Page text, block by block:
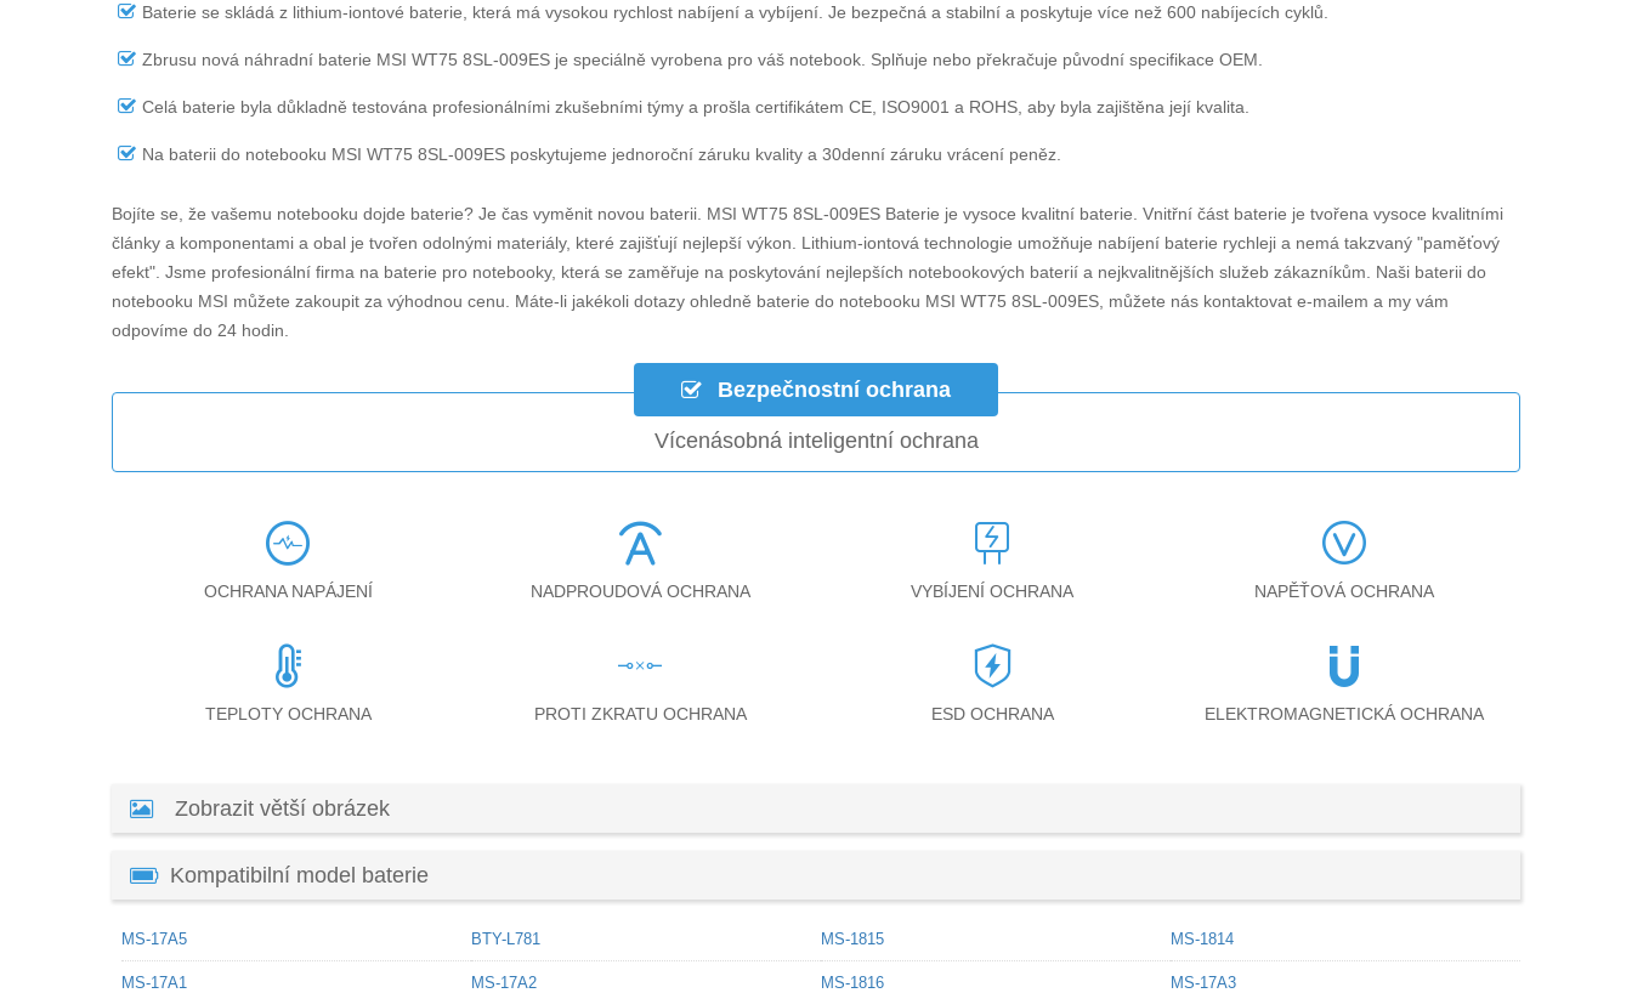
Baterie se skládá z lithium-iontové baterie, která má vysokou rychlost nabíjení a vybíjení. Je bezpečná a stabilní a poskytuje více než 600 nabíjecích cyklů.
Zbrusu nová náhradní baterie MSI WT75 8SL-009ES je speciálně vyrobena pro váš notebook. Splňuje nebo překračuje původní specifikace OEM.
Celá baterie byla důkladně testována profesionálními zkušebními týmy a prošla certifikátem CE, ISO9001 a ROHS, aby byla zajištěna její kvalita.
Na baterii do notebooku MSI WT75 8SL-009ES poskytujeme jednoroční záruku kvality a 30denní záruku vrácení peněz.
Bojíte se, že vašemu notebooku dojde baterie? Je čas vyměnit novou baterii. MSI WT75 8SL-009ES Baterie je vysoce kvalitní baterie. Vnitřní část baterie je tvořena vysoce kvalitními
články a komponentami a obal je tvořen odolnými materiály, které zajišťují nejlepší výkon. Lithium-iontová technologie umožňuje nabíjení baterie rychleji a nemá takzvaný "paměťový
efekt". Jsme profesionální firma na baterie pro notebooky, která se zaměřuje na poskytování nejlepších notebookových baterií a nejkvalitnějších služeb zákazníkům. Naši baterii do
notebooku MSI můžete zakoupit za výhodnou cenu. Máte-li jakékoli dotazy ohledně baterie do notebooku MSI WT75 8SL-009ES , můžete nás kontaktovat e-mailem a my vám
odpovíme do 24 hodin.
Bezpečnostní ochrana
Vícenásobná inteligentní ochrana
OCHRANA NAPÁJENÍ NADPROUDOVÁ OCHRANA VYBÍJENÍ OCHRANA NAPĚŤOVÁ OCHRANA
TEPLOTY OCHRANA PROTI ZKRATU OCHRANA ESD OCHRANA ELEKTROMAGNETICKÁ OCHRANA
Zobrazit větší obrázek
Kompatibilní model baterie
MS-17A5 BTY-L781 MS-1815 MS-1814
MS-17A1 MS-17A2 MS-1816 MS-17A3